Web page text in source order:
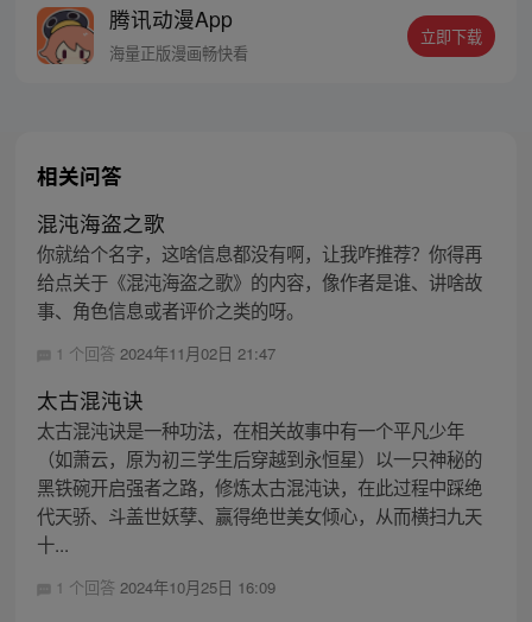
腾讯动漫App
海量正版漫画畅快看
立即下载
相关问答
混沌海盗之歌
你就给个名字，这啥信息都没有啊，让我咋推荐？你得再
给点关于《混沌海盗之歌》的内容，像作者是谁、讲啥故
事、角色信息或者评价之类的呀。
1 个回答 2024年11月02日 21:47
太古混沌诀
太古混沌诀是一种功法，在相关故事中有一个平凡少年
（如萧云，原为初三学生后穿越到永恒星）以一只神秘的
黑铁碗开启强者之路，修炼太古混沌诀，在此过程中踩绝
代天骄、斗盖世妖孽、赢得绝世美女倾心，从而横扫九天
十...
1 个回答 2024年10月25日 16:09